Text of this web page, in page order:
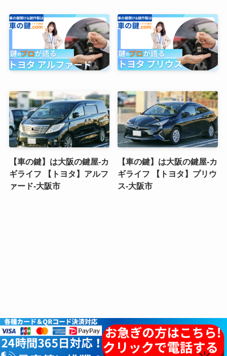
【車の鍵】は大阪の鍵屋-カ
ギライフ 【トヨタ】アルフ
ァード-大阪市
【車の鍵】は大阪の鍵屋-カ
ギライフ 【トヨタ】プリウ
ス-大阪市
©カギライフ.